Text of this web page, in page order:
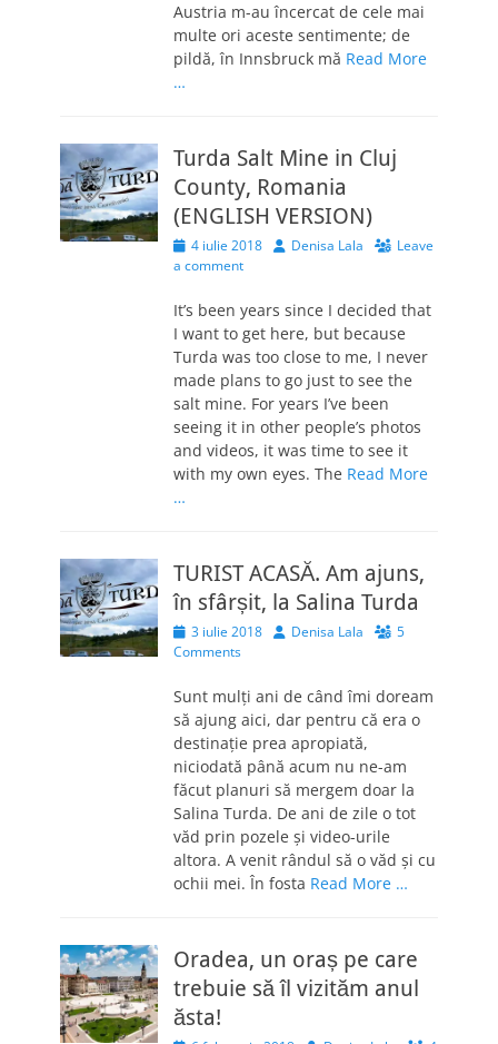
Austria m-au încercat de cele mai
multe ori aceste sentimente; de
pildă, în Innsbruck mă Read More
…
Turda Salt Mine in Cluj
County, Romania
(ENGLISH VERSION)
Posted
on
4 iulie 2018 AuthorDenisa Lala
Leave
a comment
It’s been years since I decided that
I want to get here, but because
Turda was too close to me, I never
made plans to go just to see the
salt mine. For years I’ve been
seeing it in other people’s photos
and videos, it was time to see it
with my own eyes. The Read More
…
TURIST ACASĂ. Am ajuns,
în sfârșit, la Salina Turda
Posted
on
3 iulie 2018 AuthorDenisa Lala
5
Comments
Sunt mulți ani de când îmi doream
să ajung aici, dar pentru că era o
destinație prea apropiată,
niciodată până acum nu ne-am
făcut planuri să mergem doar la
Salina Turda. De ani de zile o tot
văd prin pozele și video-urile
altora. A venit rândul să o văd și cu
ochii mei. În fosta Read More …
Oradea, un oraș pe care
trebuie să îl vizităm anul
ăsta!